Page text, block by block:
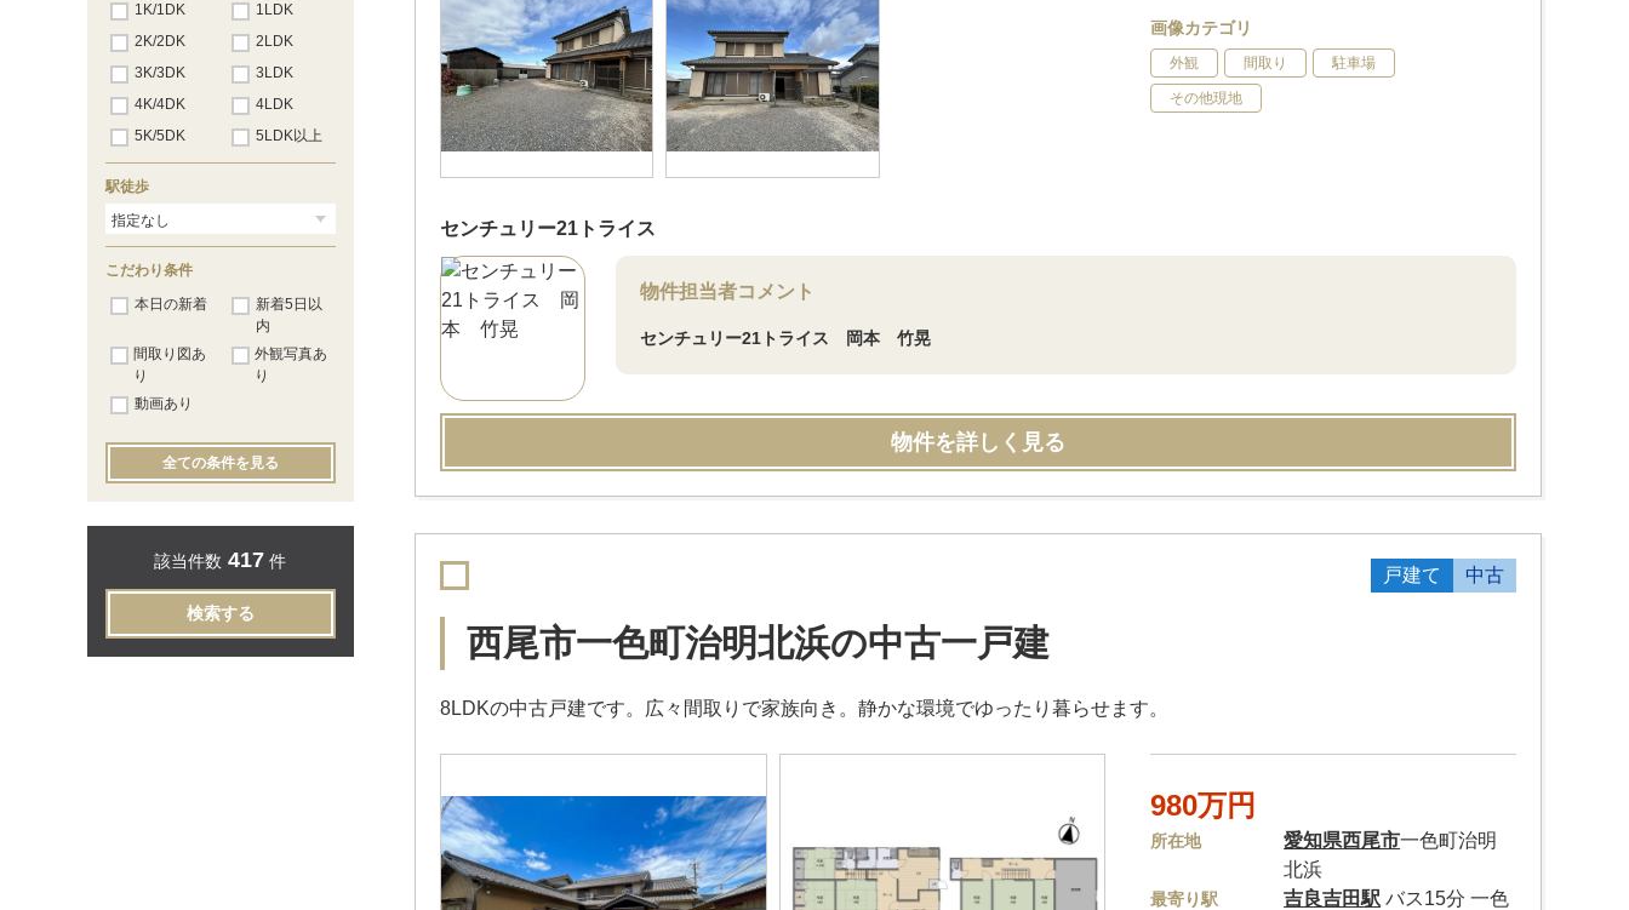
画像カテゴリ
外観 間取り 駐車場
その他現地
センチュリー21トライス
物件担当者コメント
センチュリー21トライス 岡本 竹晃
物件を詳しく見る
戸建て 中古
西尾市一色町治明北浜の中古一戸建
8LDKの中古戸建です。広々間取りで家族向き。静かな環境でゆったり暮らせます。
980万円
所在地 愛知県西尾市一色町治明
北浜
最寄り駅 吉良吉田駅 バス15分 一色
吉良町上横須賀 （2）
吉良町富田 （3）
（13）
東幡豆町
平坂吉山
1K/1DK
1LDK
2K/2DK
2LDK
3K/3DK
3LDK
4K/4DK
4LDK
5K/5DK
5LDK以上
駅徒歩
こだわり条件
本日の新着
新着5日以
内
間取り図あ
り
外観写真あ
り
動画あり
全ての条件を見る
該当件数 417 件
検索する